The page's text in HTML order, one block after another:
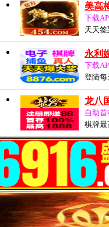
美高
下载
天天
永利
下载
登陆每
龙八
自助
棋牌最